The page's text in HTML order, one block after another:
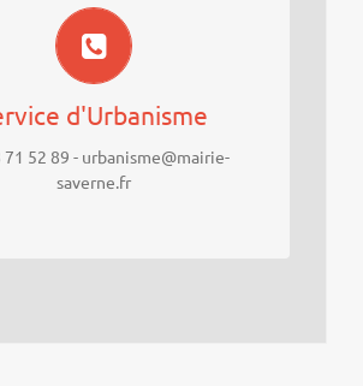
d'Urbanisme
71 52 89 - urbanisme@mairie-
saverne.fr
Lundi toute la journée
et mercredi après-midi
jeudi matin
téléphonique :
et mercredi après-midi
jeudi matin